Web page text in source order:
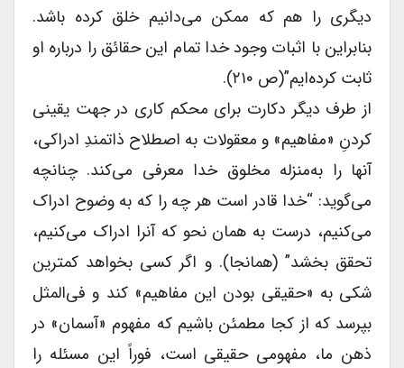
دیگری را هم که ممکن می‌دانیم خلق کرده باشد.
بنابراین با اثبات وجود خدا تمام این حقائق را درباره او
ثابت کرده‌ایم”(ص ۲۱۰).
از طرف دیگر دکارت برای محکم کاری در جهت یقینی
کردنِ «مفاهیم» و معقولات به اصطلاح ذاتمندِ ادراکی،
آنها را به‌منزله مخلوق خدا معرفی می‌کند. چنانچه
می‌گوید: “خدا قادر است هر چه را که به وضوح ادراک
می‌کنیم، درست به همان نحو که آنرا ادراک می‌کنیم،
تحقق بخشد” (همانجا). و اگر کسی بخواهد کمترین
شکی به «حقیقی بودن این مفاهیم» کند و فی‌المثل
بپرسد که از کجا مطمئن باشیم که مفهوم «آسمان» در
ذهن ما، مفهومی حقیقی است، فوراً این مسئله را